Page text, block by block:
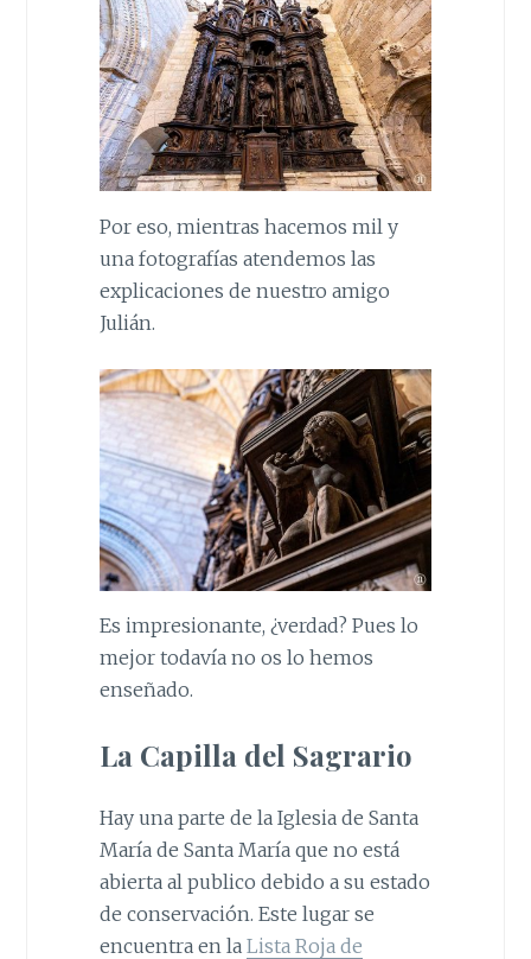
Por eso, mientras hacemos mil y
una fotografías atendemos las
explicaciones de nuestro amigo
Julián.
Es impresionante, ¿verdad? Pues lo
mejor todavía no os lo hemos
enseñado.
La Capilla del Sagrario
Hay una parte de la Iglesia de Santa
María de Santa María que no está
abierta al publico debido a su estado
de conservación. Este lugar se
encuentra en la Lista Roja de